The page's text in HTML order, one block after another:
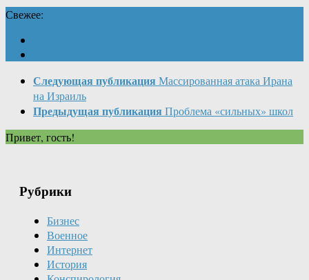
Свежее:
Следующая публикация Массированная атака Ирана
на Израиль
Предыдущая публикация Проблема «сильных» школ
Привет, гость!
Рубрики
Бизнес
Военное
Интернет
История